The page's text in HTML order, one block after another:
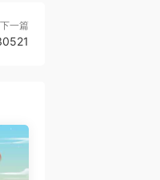
下一篇